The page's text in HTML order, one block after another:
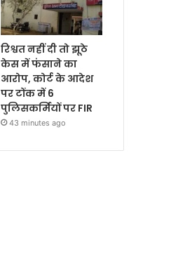
रिश्वत नहीं दी तो झूठे
केस में फंसाने का
आरोप, कोर्ट के आदेश
पर टोंक में 6
पुलिसकर्मियों पर FIR
43 minutes ago